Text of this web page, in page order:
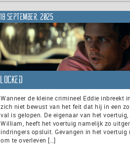
18 september, 2025
Locked
Wanneer de kleine crimineel Eddie inbreekt
zich niet bewust van het feit dat hij in een
val is gelopen. De eigenaar van het
William, heeft het voertuig namelijk zo
indringers opsluit. Gevangen in het voertuig
om te overleven […]